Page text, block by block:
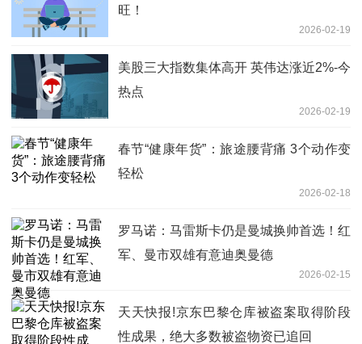
旺！
2026-02-19
美股三大指数集体高开 英伟达涨近2%-今
热点
2026-02-19
春节“健康年货”：旅途腰背痛 3个动作变
轻松
2026-02-18
罗马诺：马雷斯卡仍是曼城换帅首选！红
军、曼市双雄有意迪奥曼德
2026-02-15
天天快报!京东巴黎仓库被盗案取得阶段
性成果，绝大多数被盗物资已追回